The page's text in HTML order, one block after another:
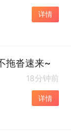
详情
拖沓速来~
18分钟前
详情